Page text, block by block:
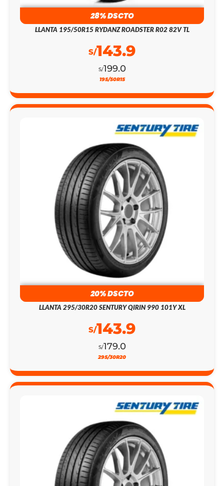
28% DSCTO
LLANTA 195/50R15 RYDANZ ROADSTER R02 82V TL
S/199.0
S/143.9
195/50R15
20% DSCTO
LLANTA 295/30R20 SENTURY QIRIN 990 101Y XL
S/179.0
S/143.9
295/30R20